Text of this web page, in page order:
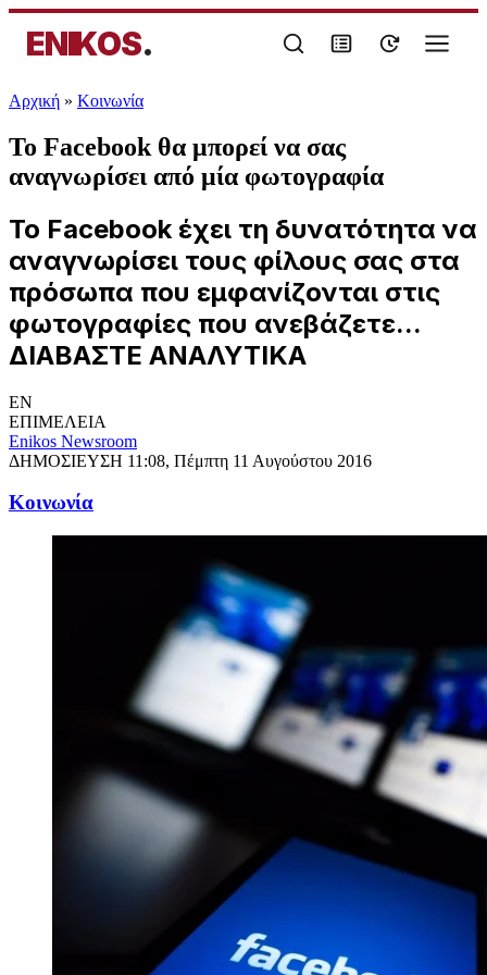
ENIKOS.
Αρχική » Κοινωνία
Το Facebook θα μπορεί να σας
αναγνωρίσει από μία φωτογραφία
Το Facebook έχει τη δυνατότητα να
αναγνωρίσει τους φίλους σας στα
πρόσωπα που εμφανίζονται στις
φωτογραφίες που ανεβάζετε...
ΔΙΑΒΑΣΤΕ ΑΝΑΛΥΤΙΚΑ
EN
ΕΠΙΜΕΛΕΙΑ
Enikos Newsroom
ΔΗΜΟΣΙΕΥΣΗ 11:08, Πέμπτη 11 Αυγούστου 2016
Κοινωνία